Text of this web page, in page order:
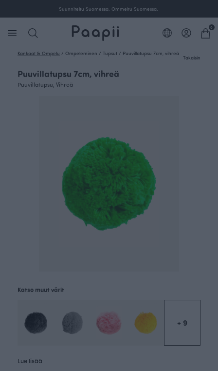
Suunniteltu Suomessa. Ommeltu Suomessa.
0
Kankaat & Ompelu / Ompeleminen / Tupsut / Puuvillatupsu 7cm, vihreä
Takaisin
Puuvillatupsu 7cm, vihreä
Puuvillatupsu, Vihreä
Lue lisää
Katso muut värit
+ 9